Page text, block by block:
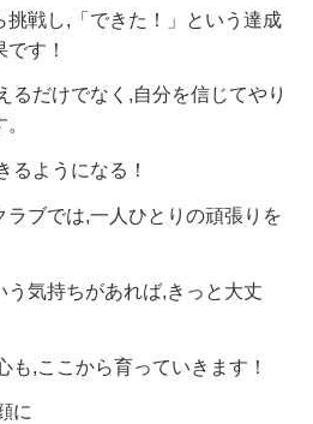
戦し,「できた！」という達成
す！
るだけでなく,自分を信じてやり
るようになる！
ラブでは,一人ひとりの頑張りを
う気持ちがあれば,きっと大丈
も,ここから育っていきます！
に